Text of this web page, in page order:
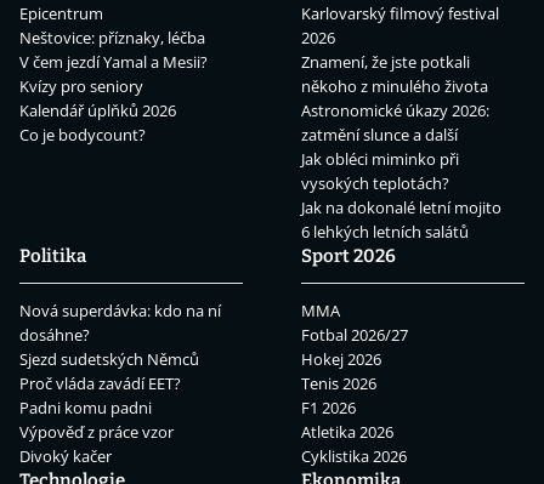
Epicentrum
Neštovice: příznaky, léčba
V čem jezdí Yamal a Mesii?
Kvízy pro seniory
Kalendář úplňků 2026
Co je bodycount?
Karlovarský filmový festival
2026
Znamení, že jste potkali
někoho z minulého života
Astronomické úkazy 2026:
zatmění slunce a další
Jak obléci miminko při
vysokých teplotách?
Jak na dokonalé letní mojito
6 lehkých letních salátů
Politika
Nová superdávka: kdo na ní
dosáhne?
Sjezd sudetských Němců
Proč vláda zavádí EET?
Padni komu padni
Výpověď z práce vzor
Divoký kačer
Sport 2026
MMA
Fotbal 2026/27
Hokej 2026
Tenis 2026
F1 2026
Atletika 2026
Cyklistika 2026